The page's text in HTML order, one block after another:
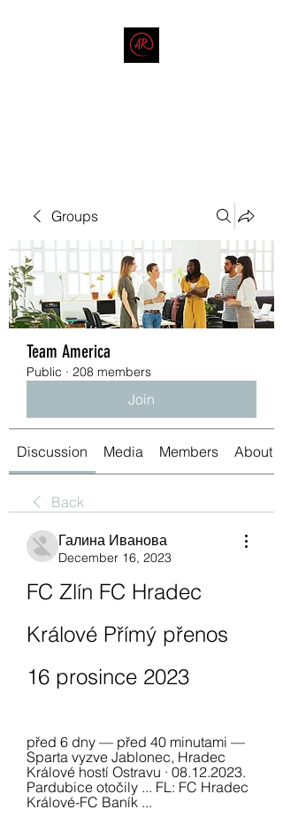
Groups
Team America
Public · 208 members
Join
Discussion Media Members About
Back
Галина Иванова
December 16, 2023
FC Zlín FC Hradec
Králové Přímý přenos
16 prosince 2023
před 6 dny — před 40 minutami —
Sparta vyzve Jablonec, Hradec
Králové hostí Ostravu · 08.12.2023.
Pardubice otočily ... FL: FC Hradec
Králové-FC Baník ...